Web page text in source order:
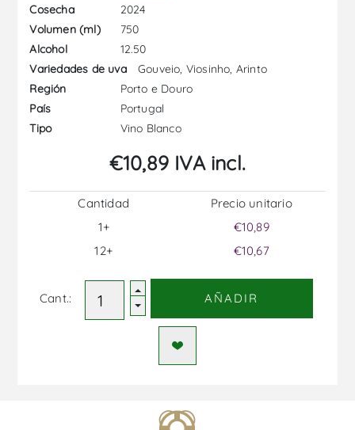
Cosecha
2024
Volumen (ml)
750
Alcohol
12.50
Variedades de uva
Gouveio, Viosinho, Arinto
Región
Porto e Douro
País
Portugal
Tipo
Vino Blanco
€10,89 IVA incl.
Cantidad
1+
12+
Precio unitario
€10,89
€10,67
Cant.: AÑADIR